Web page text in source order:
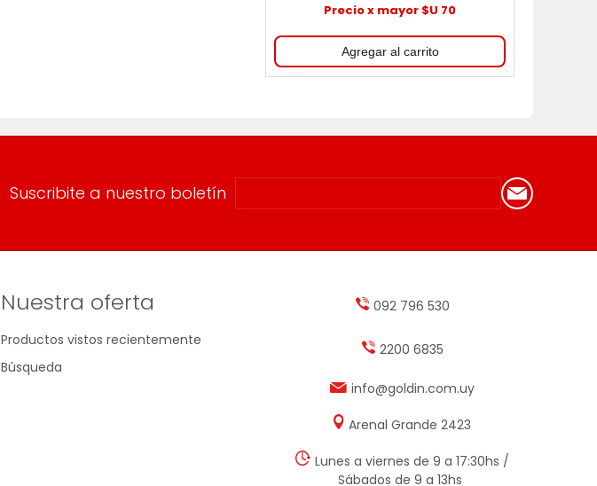
Precio x mayor $U 70
Suscribite a nuestro boletín
Nuestra oferta
Productos vistos recientemente
Búsqueda
092 796 530
2200 6835
info@goldin.com.uy
Arenal Grande 2423
Lunes a viernes de 9 a 17:30hs /
Sábados de 9 a 13hs